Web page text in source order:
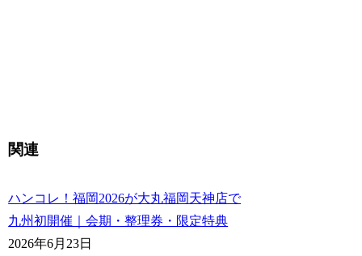
関連
ハンコレ！福岡2026が大丸福岡天神店で
九州初開催｜会期・整理券・限定特典
2026年6月23日